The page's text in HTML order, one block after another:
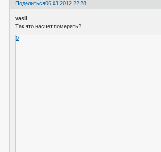
Поделиться06.03.2012 22:28
vasil
Так что насчет померять?
0